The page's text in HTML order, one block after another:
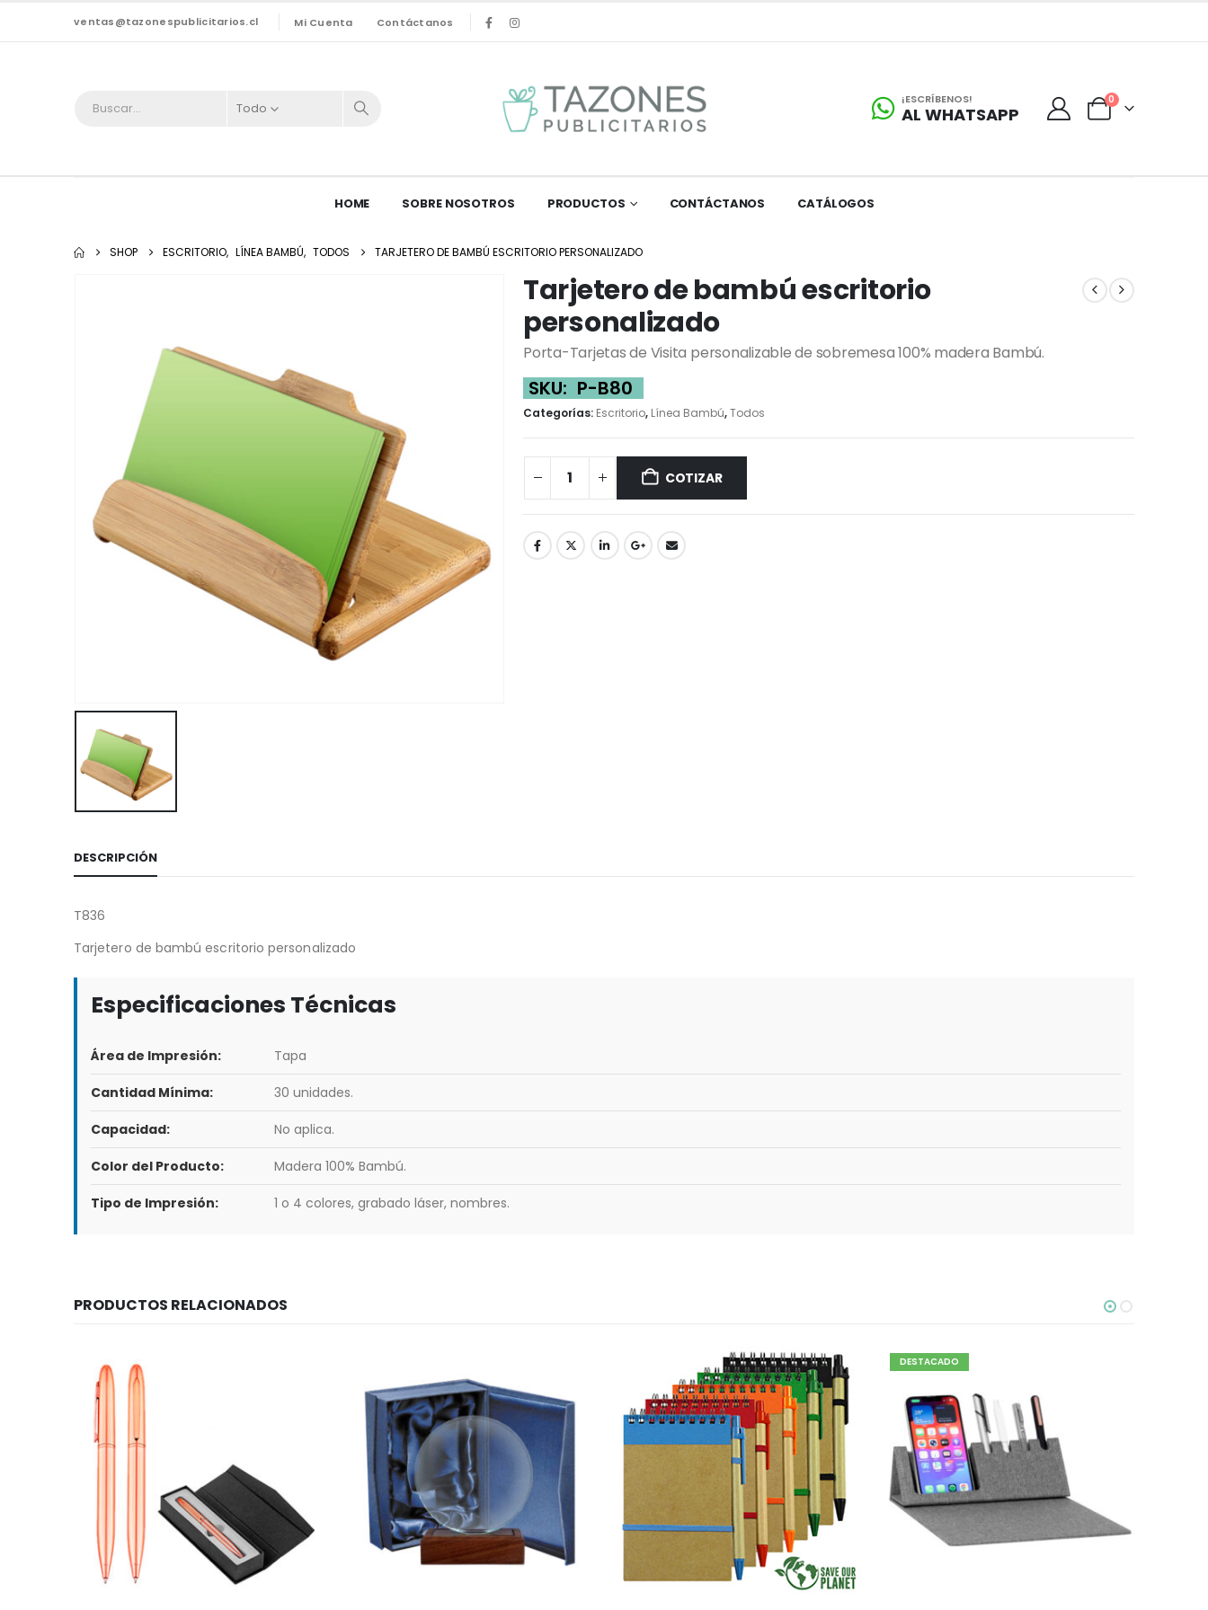
ventas@tazonespublicitarios.cl Mi Cuenta Contáctanos
Todo
¡ESCRÍBENOS!
AL WHATSAPP
0
HOME SOBRE NOSOTROS PRODUCTOS CONTÁCTANOS CATÁLOGOS
SHOP ESCRITORIO, LÍNEA BAMBÚ, TODOS TARJETERO DE BAMBÚ ESCRITORIO PERSONALIZADO
Tarjetero de bambú escritorio
personalizado
Porta-Tarjetas de Visita personalizable de sobremesa 100% madera Bambú.
SKU: P-B80
Categorías: Escritorio, Línea Bambú,Todos
COTIZAR
DESCRIPCIÓN
T836
Tarjetero de bambú escritorio personalizado
Especificaciones Técnicas
Área de Impresión: Tapa
Cantidad Mínima: 30 unidades.
Capacidad: No aplica.
Color del Producto: Madera 100% Bambú.
Tipo de Impresión: 1 o 4 colores, grabado láser, nombres.
PRODUCTOS RELACIONADOS
DESTACADO